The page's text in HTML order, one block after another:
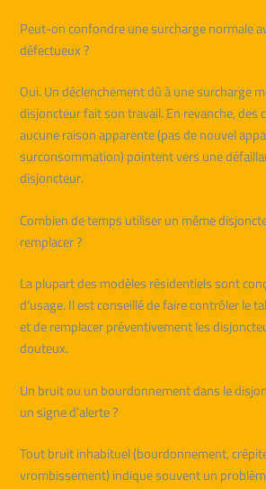
Peut-on confondre une surcharge normale
défectueux ?
Oui. Un déclenchement dû à une surcharge
disjoncteur fait son travail. En revanche, des
aucune raison apparente (pas de nouvel
surconsommation) pointent vers une
disjoncteur.
Combien de temps utiliser un même
remplacer ?
La plupart des modèles résidentiels sont
d’usage. Il est conseillé de faire contrôler le
et de remplacer préventivement les
douteux.
Un bruit ou un bourdonnement dans le
un signe d’alerte ?
Tout bruit inhabituel (bourdonnement,
vrombissement) indique souvent un